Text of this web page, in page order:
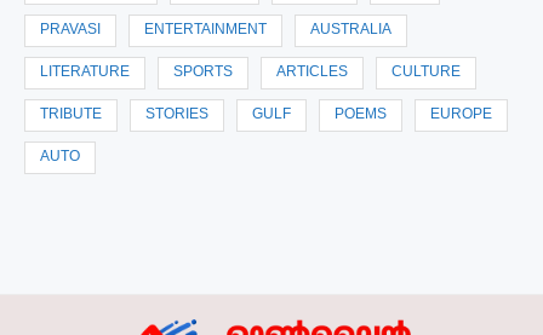
PRAVASI ENTERTAINMENT AUSTRALIA
LITERATURE SPORTS ARTICLES CULTURE
TRIBUTE STORIES GULF POEMS EUROPE
AUTO